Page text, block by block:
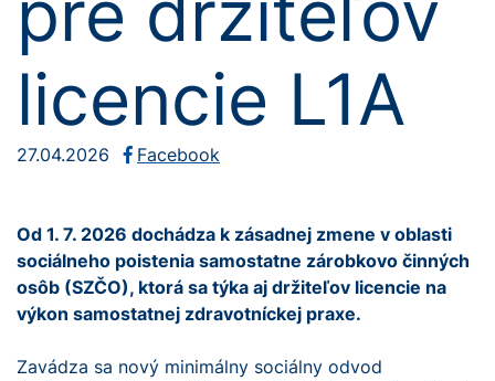
licencie L1A
27.04.2026 Facebook
Od 1. 7. 2026 dochádza k zásadnej zmene v oblasti
sociálneho poistenia samostatne zárobkovo činných
osôb (SZČO), ktorá sa týka aj držiteľov licencie na
výkon samostatnej zdravotníckej praxe.
Zavádza sa nový minimálny sociálny odvod